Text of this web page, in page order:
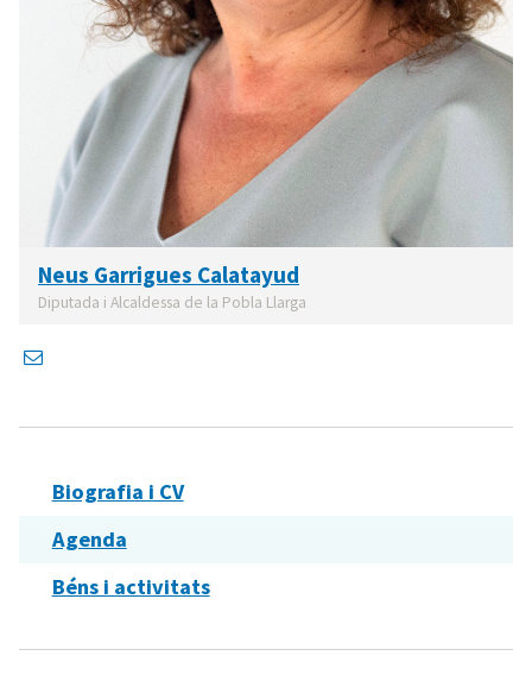
Neus Garrigues Calatayud
Diputada i Alcaldessa de la Pobla Llarga
Biografia i CV
Agenda
Béns i activitats